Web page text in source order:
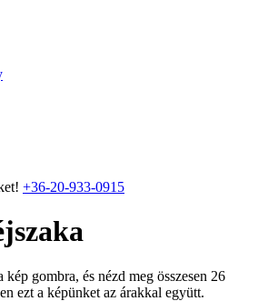
+36-20-933-0915
gombra, és nézd meg összesen 26
ezt a képünket az árakkal együtt.